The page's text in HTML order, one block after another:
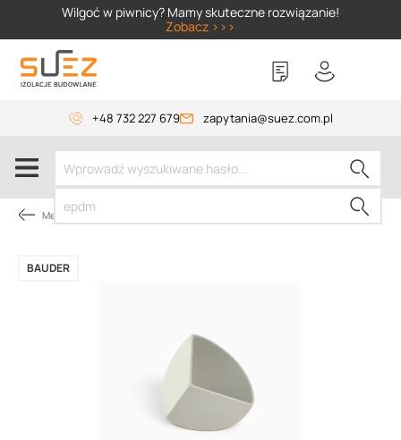
Wilgoć w piwnicy? Mamy skuteczne rozwiązanie!
Zobacz >>>
+48 732 227 679 zapytania@suez.com.pl
Membrany dachowe
BAUDER